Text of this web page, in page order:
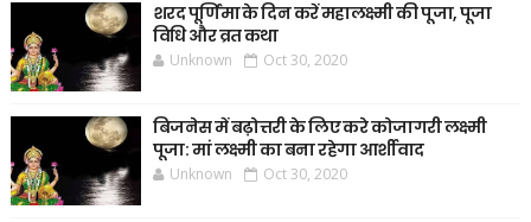
शरद पूर्णिमा के दिन करें महालक्ष्मी की पूजा, पूजा
विधि और व्रत कथा
Unknown Oct 30, 2020
बिजनेस में बढ़ोत्तरी के लिए करे कोजागरी लक्ष्मी
पूजा: मां लक्ष्मी का बना रहेगा आर्शीवाद
Unknown Oct 30, 2020